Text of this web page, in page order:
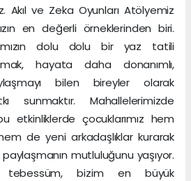
Akıl ve Zeka Oyunları Atölyemiz
en değerli örneklerinden biri.
dolu dolu bir yaz tatili
hayata daha donanımlı,
bilen bireyler olarak
sunmaktır. Mahallelerimizde
etkinliklerde çocuklarımız hem
de yeni arkadaşlıklar kurarak
mutluluğunu yaşıyor.
tebessüm, bizim en büyük